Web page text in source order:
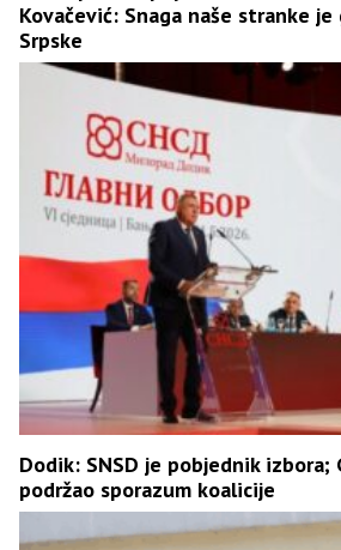
Kovačević: Snaga naše stranke
Srpske
Dodik: SNSD je pobjednik izbora;
podržao sporazum koalicije